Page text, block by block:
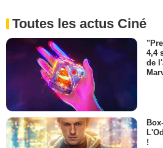
Toutes les actus Ciné
4,4
de
!